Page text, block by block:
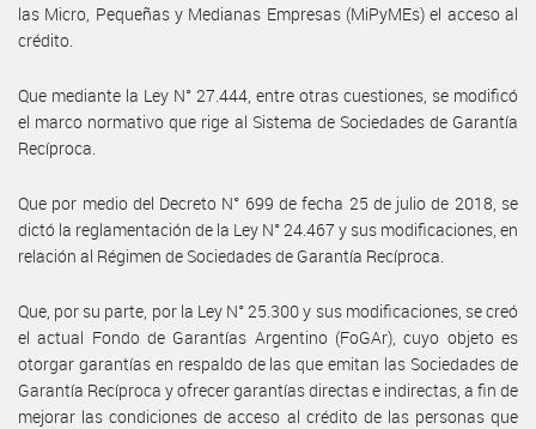
las Micro, Pequeñas y Medianas Empresas (MiPyMEs) el acceso al
crédito.
Que mediante la Ley N° 27.444, entre otras cuestiones, se modificó
el marco normativo que rige al Sistema de Sociedades de Garantía
Recíproca.
Que por medio del Decreto N° 699 de fecha 25 de julio de 2018, se
dictó la reglamentación de la Ley N° 24.467 y sus modificaciones, en
relación al Régimen de Sociedades de Garantía Recíproca.
Que, por su parte, por la Ley N° 25.300 y sus modificaciones, se creó
el actual Fondo de Garantías Argentino (FoGAr), cuyo objeto es
otorgar garantías en respaldo de las que emitan las Sociedades de
Garantía Recíproca y ofrecer garantías directas e indirectas, a fin de
mejorar las condiciones de acceso al crédito de las personas que